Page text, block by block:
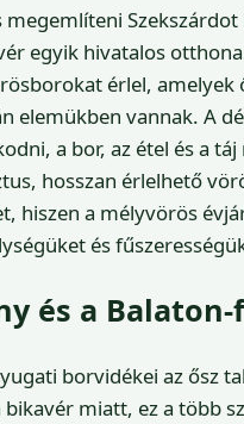
egyik hivatalos
érlel,
elemükben vannak. A
a bor, az étel és a
hosszan érlelhető
hiszen a mélyvörös
és
és a
borvidékei az ősz
miatt, ez a több